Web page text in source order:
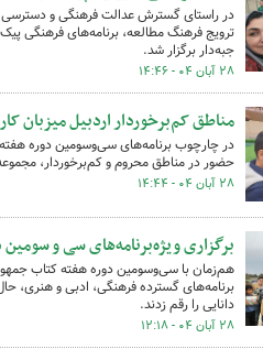
در راستای گسترش عدالت فرهنگی و دسترسی
ترویج فرهنگ مطالعه، برنامه‌های فرهنگی
جبه‌دار برگزار شد.
۲۸ آبان ۰۴ - ۱۴:۴۶
مناطق کم‌برخوردار اردبیل میزبان
در چارچوب برنامه‌های سی‌وسومین دوره هفته
حضور در مناطق محروم و کم‌برخوردار،
۲۸ آبان ۰۴ - ۱۴:۴۴
برگزاری ویژه‌برنامه‌های سی و
هم‌زمان با سی‌وسومین دوره هفته کتاب
برنامه‌های گسترده فرهنگی، ادبی و هنری،
دانایی را رقم زدند.
۲۸ آبان ۰۴ - ۱۲:۱۸